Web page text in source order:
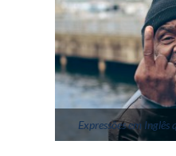
Expressões em Inglês